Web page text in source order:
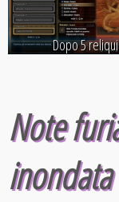
Dopo 5
Note
inondata